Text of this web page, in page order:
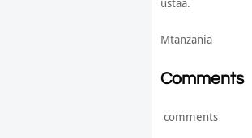
ustaa.
Mtanzania
Comments
comments